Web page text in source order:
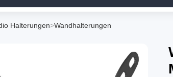
Halterungen>Wandhalterungen